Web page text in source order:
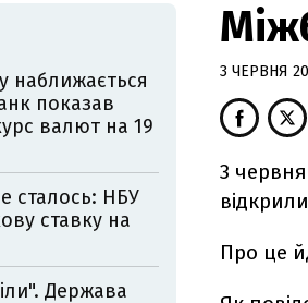
3 ЧЕРВНЯ
3
Про це
наближається
показав
валют на 19
сталось: НБУ
ставку на
Держава